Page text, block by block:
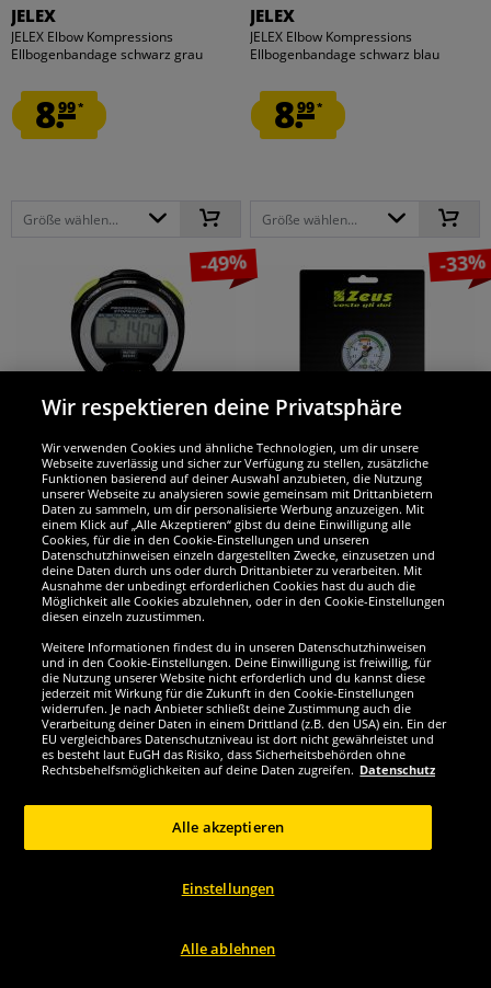
JELEX
JELEX Elbow Kompressions
Ellbogenbandage schwarz grau
8.99*
Größe wählen...
JELEX
JELEX Elbow Kompressions
Ellbogenbandage schwarz blau
8.99*
Größe wählen...
-49%
Zeus
Zeus Profi Chronometer Sport
Stoppuhr
16.99 *
statt 32,99 €
Du sparst:
16,00 €
Größe wählen...
-33%
Zeus
Zeus Ball Luftdruckmesser
Manometer
9.99*
statt 14,99 €
Du sparst:
5,00 €
Größe wählen...
Wir respektieren deine Privatsphäre
Wir verwenden Cookies und ähnliche Technologien, um dir unsere
Webseite zuverlässig und sicher zur Verfügung zu stellen, zusätzliche
Funktionen basierend auf deiner Auswahl anzubieten, die Nutzung
unserer Webseite zu analysieren sowie gemeinsam mit Drittanbietern
Daten zu sammeln, um dir personalisierte Werbung anzuzeigen. Mit
einem Klick auf „Alle Akzeptieren“ gibst du deine Einwilligung alle
Cookies, für die in den Cookie-Einstellungen und unseren
Datenschutzhinweisen einzeln dargestellten Zwecke, einzusetzen und
deine Daten durch uns oder durch Drittanbieter zu verarbeiten. Mit
Ausnahme der unbedingt erforderlichen Cookies hast du auch die
Möglichkeit alle Cookies abzulehnen, oder in den Cookie-Einstellungen
diesen einzeln zuzustimmen.
Weitere Informationen findest du in unseren Datenschutzhinweisen
und in den Cookie-Einstellungen. Deine Einwilligung ist freiwillig, für
die Nutzung unserer Website nicht erforderlich und du kannst diese
jederzeit mit Wirkung für die Zukunft in den Cookie-Einstellungen
widerrufen. Je nach Anbieter schließt deine Zustimmung auch die
Verarbeitung deiner Daten in einem Drittland (z.B. den USA) ein. Ein der
EU vergleichbares Datenschutzniveau ist dort nicht gewährleistet und
es besteht laut EuGH das Risiko, dass Sicherheitsbehörden ohne
Rechtsbehelfsmöglichkeiten auf deine Daten zugreifen. Datenschutz
Einstellungen
Alle ablehnen
Alle akzeptieren